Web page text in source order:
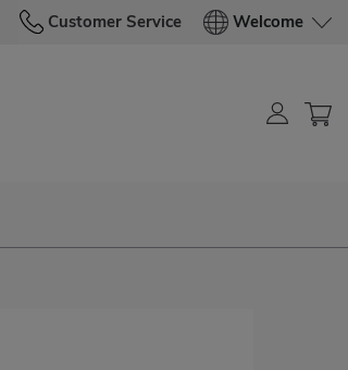
Customer Service Welcome